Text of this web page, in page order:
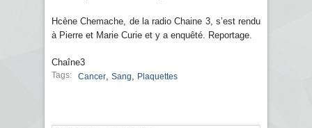
Hcène Chemache, de la radio Chaine 3, s’est rendu
à Pierre et Marie Curie et y a enquêté. Reportage.
Chaîne3
Tags: Cancer Sang Plaquettes